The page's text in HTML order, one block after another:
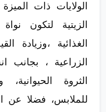
الولايات ذات
الزيتية لتكون
الغذائية ،وزيادة
الزراعية ، بجانب
الثروة
للملابس، فضلا عن